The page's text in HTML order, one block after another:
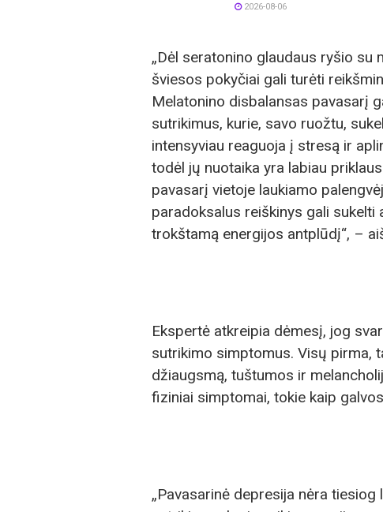
2026-08-06
„Dėl seratonino glaudaus ryšio
šviesos pokyčiai gali turėti
Melatonino disbalansas pavasarį
sutrikimus, kurie, savo ruožtu,
intensyviau reaguoja į stresą ir
todėl jų nuotaika yra labiau
pavasarį vietoje laukiamo
paradoksalus reiškinys gali sukelti
trokštamą energijos antplūdį“, –
Ekspertė atkreipia dėmesį, jog
sutrikimo simptomus. Visų pirma,
džiaugsmą, tuštumos ir
fiziniai simptomai, tokie kaip
„Pavasarinė depresija nėra